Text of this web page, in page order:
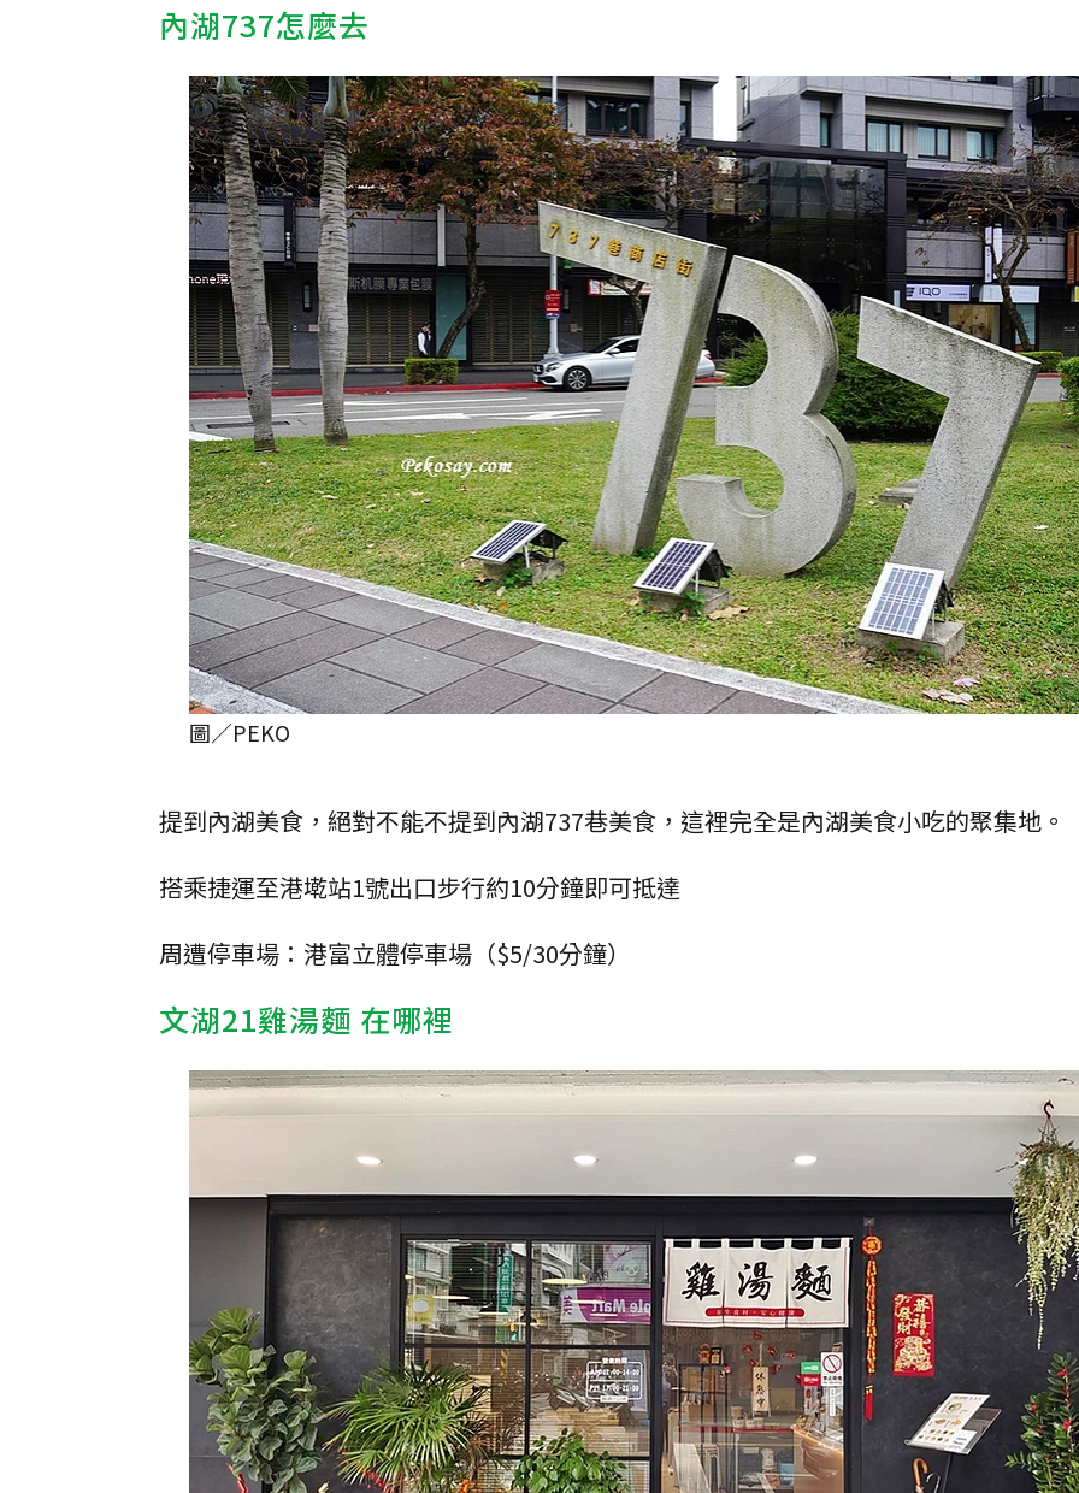
內湖737怎麼去
圖／PEKO
提到內湖美食，絕對不能不提到內湖737巷美食，這裡完全是內湖美食小吃的聚集地。
搭乘捷運至港墘站1號出口步行約10分鐘即可抵達
周遭停車場：港富立體停車場（$5/30分鐘）
文湖21雞湯麵 在哪裡